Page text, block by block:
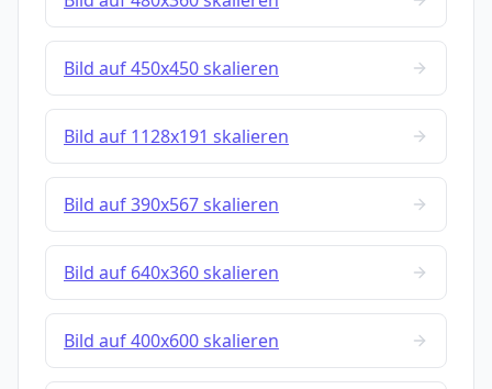
Bild auf 450x450 skalieren
Bild auf 1128x191 skalieren
Bild auf 390x567 skalieren
Bild auf 640x360 skalieren
Bild auf 400x600 skalieren